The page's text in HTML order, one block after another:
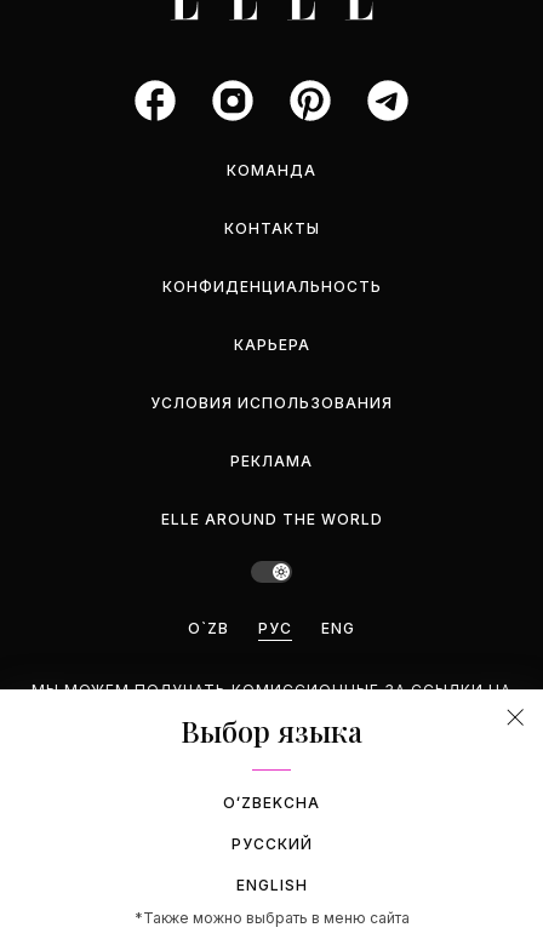
КОМАНДА
КОНТАКТЫ
КОНФИДЕНЦИАЛЬНОСТЬ
КАРЬЕРА
УСЛОВИЯ ИСПОЛЬЗОВАНИЯ
РЕКЛАМА
ELLE AROUND THE WORLD
O`ZB РУС ENG
МЫ МОЖЕМ ПОЛУЧАТЬ КОМИССИОННЫЕ ЗА ССЫЛКИ НА
ПРОДУКТЫ, КОТОРЫЕ ПОДДЕРЖИВАЕМ.
Выбор языка
OʻZBEKCHA
РУССКИЙ
ENGLISH
*Также можно выбрать в меню сайта